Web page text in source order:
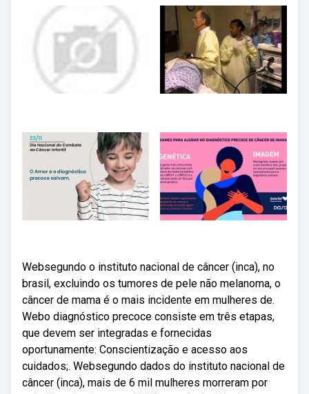
Websegundo o instituto nacional de câncer (inca), no
brasil, excluindo os tumores de pele não melanoma, o
câncer de mama é o mais incidente em mulheres de.
Webo diagnóstico precoce consiste em três etapas,
que devem ser integradas e fornecidas
oportunamente: Conscientização e acesso aos
cuidados;. Websegundo dados do instituto nacional de
câncer (inca), mais de 6 mil mulheres morreram por